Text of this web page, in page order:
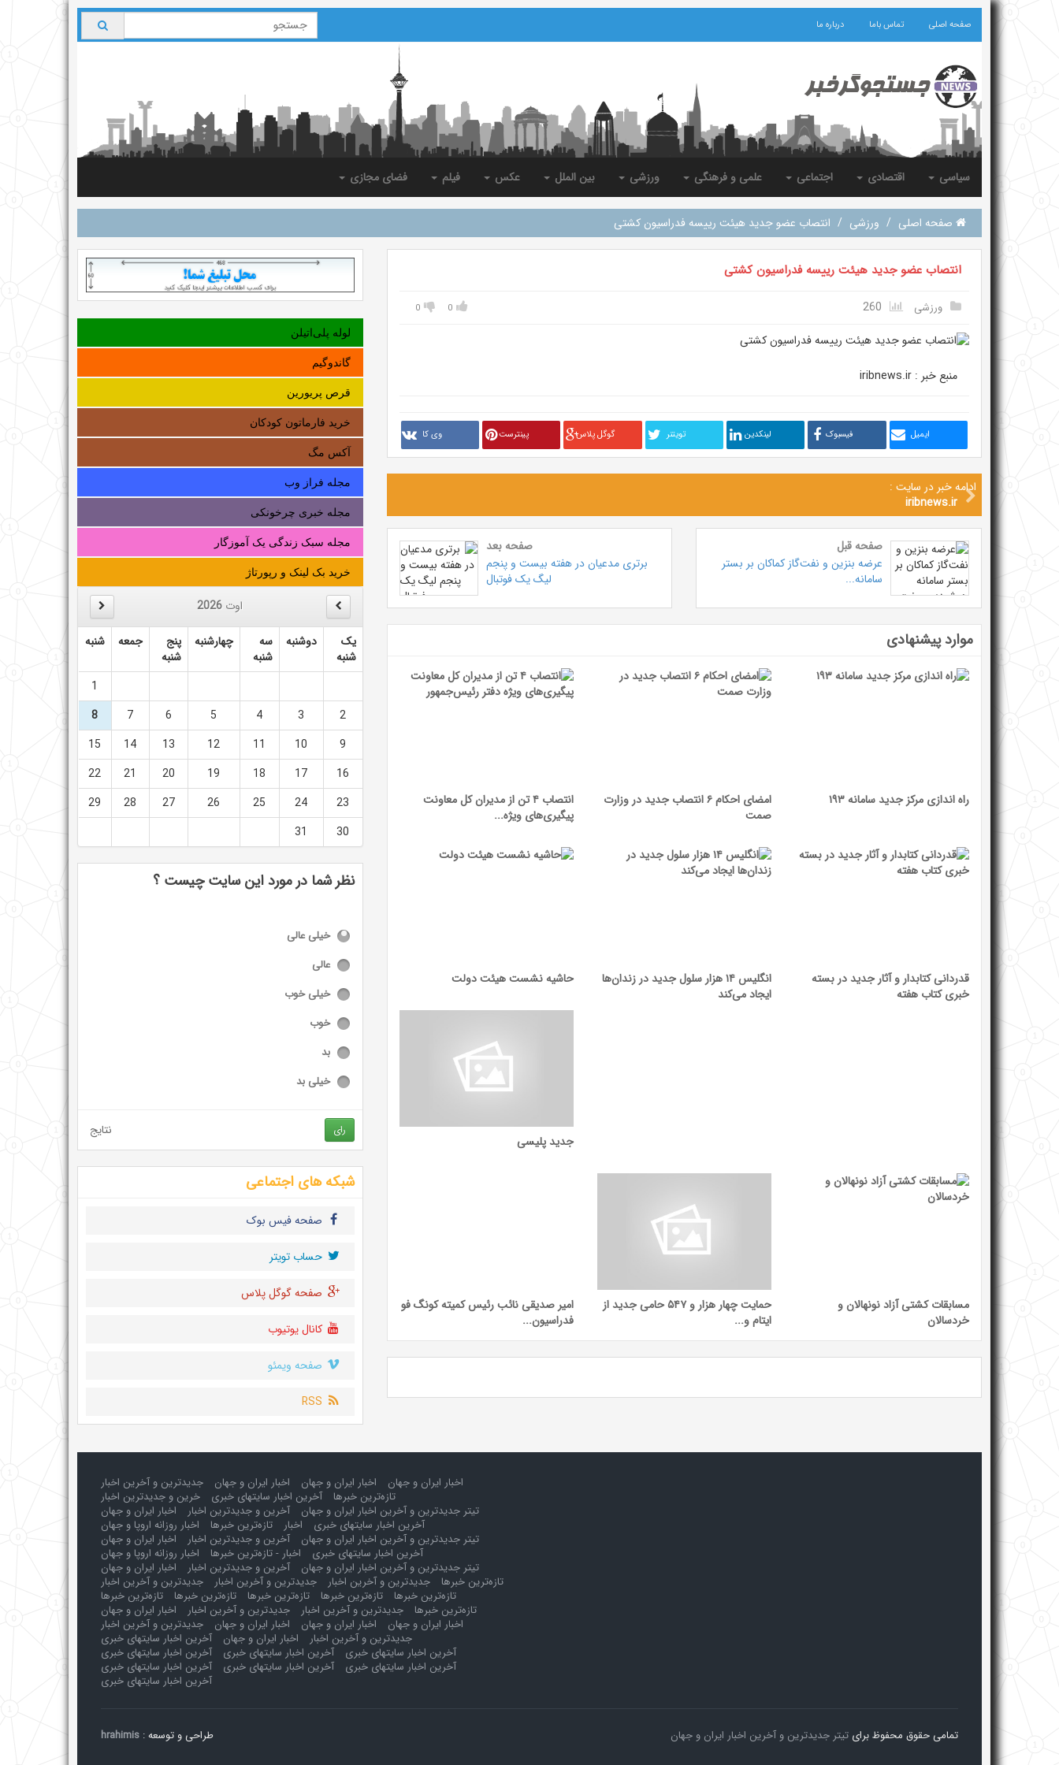
صفحه اصلی تماس باما درباره ما
سیاسی اقتصادی اجتماعی علمی و فرهنگی ورزشی بین الملل عکس فیلم فضای مجازی
صفحه اصلی / ورزشی / انتصاب عضو جدید هیئت رییسه فدراسیون کشتی
انتصاب عضو جدید هیئت رییسه فدراسیون کشتی
ورزشی 0
0
منبع خبر : iribnews.ir
ایمیل فیسبوک لینکدین تويتنر گوگل پلاس پینترست وی کا
ادامه خبر در سایت :
iribnews.ir
صفحه قبل
عرضه بنزین و نفت‌گاز کماکان بر بستر
سامانه...
صفحه بعد
برتری مدعیان در هفته بیست و پنجم
لیگ یک فوتبال
موارد پیشنهادی
راه اندازی مرکز جدید سامانه ۱۹۳
امضای احکام ۶ انتصاب جدید در وزارت
صمت
انتصاب ۴ تن از مدیران کل معاونت
پیگیری‌های ویژه...
قدردانی کتابدار و آثار جدید در بسته
خبری کتاب هفته
انگلیس ۱۴ هزار سلول جدید در زندان‌ها
ایجاد می‌کند
حاشیه نشست هیئت دولت
جدید پلیسی
مسابقات کشتی آزاد نونهالان و
خردسالان
حمایت چهار هزار و ۵۴۷ حامی جدید از
ایتام و...
امیر صدیقی نائب رئیس کمیته کونگ فو
فدراسیون...
لوله‌ پلی‌اتیلن
گاندوگیم
قرص پریورین
خرید فارماتون کودکان
آکس مگ
مجله فراز وب
مجله خبری چرخونکی
مجله سبک زندگی یک آموزگار
خرید بک لینک و رپورتاژ
اوت 2026
یک
شنبه
دوشنبه
سه
شنبه
چهارشنبه
پنج
شنبه
جمعه شنبه
1
2
3
4
5
6
7
8
9
10
11
12
13
14
15
16
17
18
19
20
21
22
23
24
25
26
27
28
29
30
31
نظر شما در مورد این سایت چیست ؟
خیلی عالی
عالی
خیلی خوب
خوب
بد
خیلی بد
رای نتایج
شبکه های اجتماعی
صفحه فیس بوک
حساب تويتر
صفحه گوگل پلاس
کانال یوتیوب
صفحه ویمئو
اخبار ایران و جهان اخبار ایران و جهان اخبار ایران و جهان
جدیدترین و آخرین اخبار
تازه‌ترین خبرها
آخرین اخبار سایتهای خبری
خرین و جدیدترین اخبار
تیتر جدیدترین و آخرین اخبار ایران و جهان
آخرین و جدیدترین اخبار
اخبار ایران و جهان
آخرین اخبار سایتهای خبری
اخبار تازه‌ترین خبرها
اخبار روزانه اروپا و جهان
تیتر جدیدترین و آخرین اخبار ایران و جهان
آخرین و جدیدترین اخبار
اخبار ایران و جهان
آخرین اخبار سایتهای خبری
اخبار - تازه‌ترین خبرها
اخبار روزانه اروپا و جهان
تیتر جدیدترین و آخرین اخبار ایران و جهان
آخرین و جدیدترین اخبار
اخبار ایران و جهان
تازه‌ترین خبرها
جدیدترین و آخرین اخبار جدیدترین و آخرین اخبار
جدیدترین و آخرین اخبار
تازه‌ترین خبرها
تازه‌ترین خبرها تازه‌ترین خبرها تازه‌ترین خبرها
تازه‌ترین خبرها
تازه‌ترین خبرها
جدیدترین و آخرین اخبار جدیدترین و آخرین اخبار
اخبار ایران و جهان
اخبار ایران و جهان
اخبار ایران و جهان اخبار ایران و جهان
جدیدترین و آخرین اخبار
جدیدترین و آخرین اخبار
اخبار ایران و جهان
آخرین اخبار سایتهای خبری
آخرین اخبار سایتهای خبری
آخرین اخبار سایتهای خبری
آخرین اخبار سایتهای خبری
آخرین اخبار سایتهای خبری
آخرین اخبار سایتهای خبری
آخرین اخبار سایتهای خبری
آخرین اخبار سایتهای خبری
تمامی حقوق محفوظ برای تیتر جدیدترین و آخرین اخبار ایران و جهان طراحی و توسعه : hrahimis